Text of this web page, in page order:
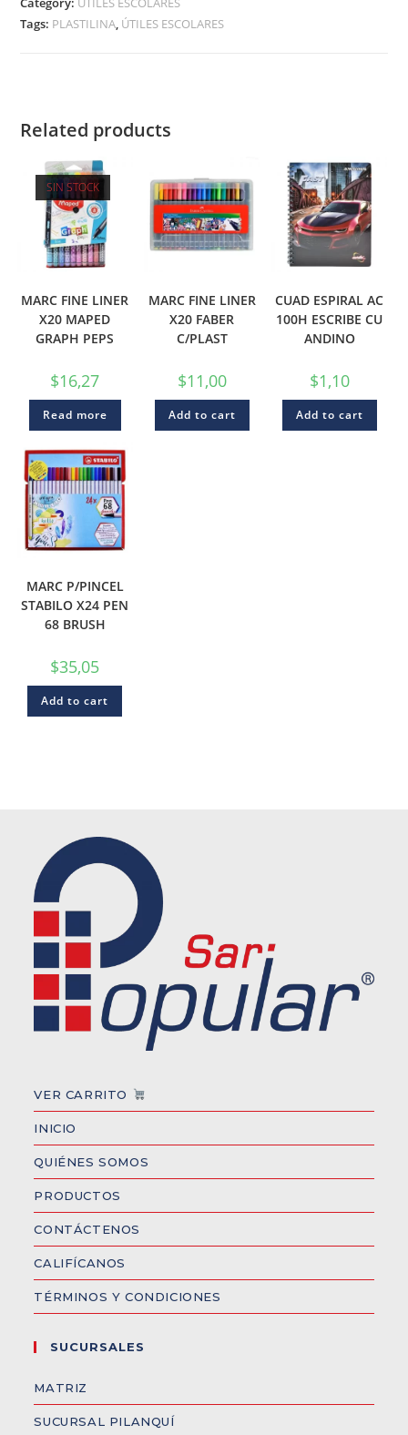
Tags: PLASTILINA, ÚTILES ESCOLARES
Related products
SIN STOCK
MARC FINE LINER
X20 MAPED
GRAPH PEPS
$16,27
Read more
MARC FINE LINER
X20 FABER
C/PLAST
$11,00
Add to cart
CUAD ESPIRAL AC
100H ESCRIBE CU
ANDINO
$1,10
Add to cart
MARC P/PINCEL
STABILO X24 PEN
68 BRUSH
$35,05
Add to cart
VER CARRITO
INICIO
QUIÉNES SOMOS
PRODUCTOS
CONTÁCTENOS
CALIFÍCANOS
TÉRMINOS Y CONDICIONES
SUCURSALES
MATRIZ
SUCURSAL PILANQUÍ